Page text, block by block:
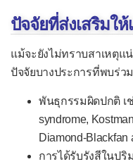
มะเร็งเต้านม
มะเร็งรังไข่
เนื้องอกไม่
มะเร็งมดลูก
เนื้องอกไม่ร้
ปัจจัยที่ส่งเสริมให้
แม้จะยังไม่ทราบสาเหตุแ
ปัจจัยบางประการที่พบร่ว
พันธุกรรมผิดปกติ เ
syndrome,
Diamond-Blackfan
การได้รับรังสีในปริ